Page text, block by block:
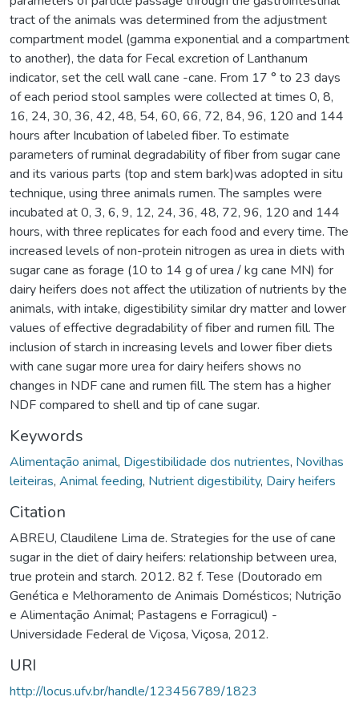
tract of the animals was determined from the adjustment
compartment model (gamma exponential and a compartment
to another), the data for Fecal excretion of Lanthanum
indicator, set the cell wall cane -cane. From 17 ° to 23 days
of each period stool samples were collected at times 0, 8,
16, 24, 30, 36, 42, 48, 54, 60, 66, 72, 84, 96, 120 and 144
hours after Incubation of labeled fiber. To estimate
parameters of ruminal degradability of fiber from sugar cane
and its various parts (top and stem bark)was adopted in situ
technique, using three animals rumen. The samples were
incubated at 0, 3, 6, 9, 12, 24, 36, 48, 72, 96, 120 and 144
hours, with three replicates for each food and every time. The
increased levels of non-protein nitrogen as urea in diets with
sugar cane as forage (10 to 14 g of urea / kg cane MN) for
dairy heifers does not affect the utilization of nutrients by the
animals, with intake, digestibility similar dry matter and lower
values of effective degradability of fiber and rumen fill. The
inclusion of starch in increasing levels and lower fiber diets
with cane sugar more urea for dairy heifers shows no
changes in NDF cane and rumen fill. The stem has a higher
NDF compared to shell and tip of cane sugar.
Keywords
Alimentação animal, Digestibilidade dos nutrientes, Novilhas
leiteiras, Animal feeding, Nutrient digestibility, Dairy heifers
Citation
ABREU, Claudilene Lima de. Strategies for the use of cane
sugar in the diet of dairy heifers: relationship between urea,
true protein and starch. 2012. 82 f. Tese (Doutorado em
Genética e Melhoramento de Animais Domésticos; Nutrição
e Alimentação Animal; Pastagens e Forragicul) -
Universidade Federal de Viçosa, Viçosa, 2012.
URI
http://locus.ufv.br/handle/123456789/1823